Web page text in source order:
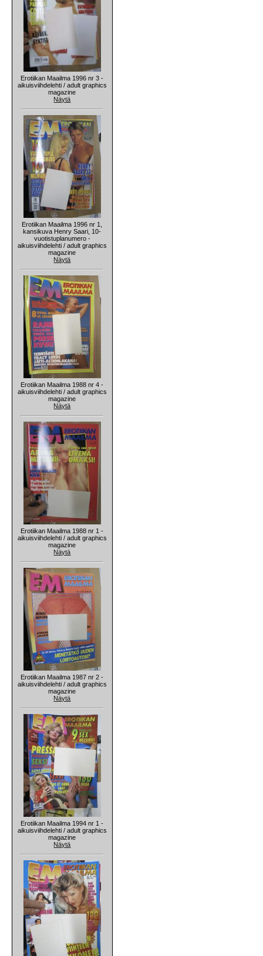
Erotiikan Maailma 1996 nr 3 -
aikuisviihdelehti / adult graphics
magazine
Näytä
Erotiikan Maailma 1996 nr 1,
kansikuva Henry Saari, 10-
vuotistuplanumero -
aikuisviihdelehti / adult graphics
magazine
Näytä
Erotiikan Maailma 1988 nr 4 -
aikuisviihdelehti / adult graphics
magazine
Näytä
Erotiikan Maailma 1988 nr 1 -
aikuisviihdelehti / adult graphics
magazine
Näytä
Erotiikan Maailma 1987 nr 2 -
aikuisviihdelehti / adult graphics
magazine
Näytä
Erotiikan Maailma 1994 nr 1 -
aikuisviihdelehti / adult graphics
magazine
Näytä